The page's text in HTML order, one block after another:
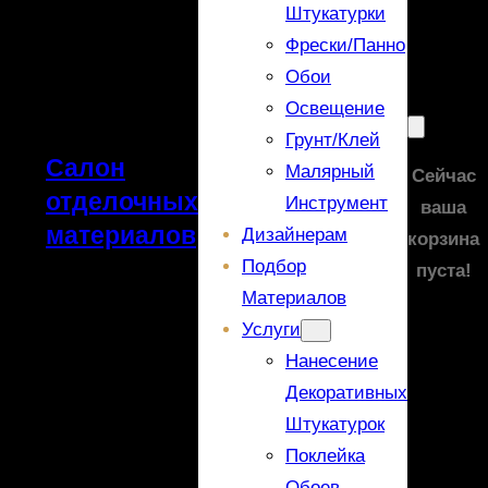
Салон
отделочных
материалов
Штукатурки
Фрески/панно
Обои
Освещение
Грунт/Клей
Малярный
Инструмент
Дизайнерам
Подбор
Материалов
Услуги
Нанесение
Декоративных
Штукатурок
Поклейка
Сейчас
ваша
корзина
пуста!